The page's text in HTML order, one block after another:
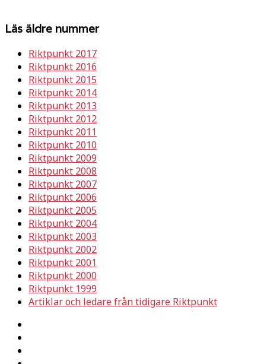
Läs äldre nummer
Riktpunkt 2017
Riktpunkt 2016
Riktpunkt 2015
Riktpunkt 2014
Riktpunkt 2013
Riktpunkt 2012
Riktpunkt 2011
Riktpunkt 2010
Riktpunkt 2009
Riktpunkt 2008
Riktpunkt 2007
Riktpunkt 2006
Riktpunkt 2005
Riktpunkt 2004
Riktpunkt 2003
Riktpunkt 2002
Riktpunkt 2001
Riktpunkt 2000
Riktpunkt 1999
Artiklar och ledare från tidigare Riktpunkt